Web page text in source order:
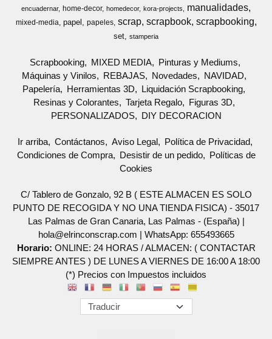
encuadernar
home-decor homedecor kora-projects manualidades
mixed-media papel papeles scrap scrapbook scrapbooking
set stamperia
Scrapbooking MIXED MEDIA
Pinturas y Mediums
Máquinas y Vinilos
REBAJAS Novedades
NAVIDAD
Papelería
Herramientas 3D
Liquidación Scrapbooking
Resinas y Colorantes
Tarjeta Regalo
Figuras 3D
PERSONALIZADOS
DIY DECORACION
Ir arriba Contáctanos Aviso Legal
Política de Privacidad
Condiciones de Compra
Desistir de un pedido
Políticas de
Cookies
C/ Tablero de Gonzalo, 92 B ( ESTE ALMACEN ES SOLO
PUNTO DE RECOGIDA Y NO UNA TIENDA FISICA) - 35017
Las Palmas de Gran Canaria, Las Palmas - (España) |
hola@elrinconscrap.com | WhatsApp: 655493665
Horario: ONLINE: 24 HORAS / ALMACEN: ( CONTACTAR
SIEMPRE ANTES ) DE LUNES A VIERNES DE 16:00 A 18:00
(*) Precios con Impuestos incluidos